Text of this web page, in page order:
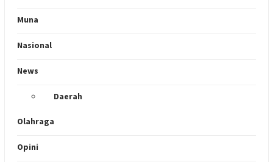
Muna
Nasional
News
Daerah
Olahraga
Opini